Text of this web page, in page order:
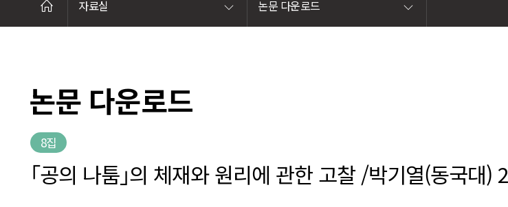
자료실 논문 다운로드
논문 다운로드
8집
｢공의 나툼｣의 체재와 원리에 관한 고찰 /박기열(동국대